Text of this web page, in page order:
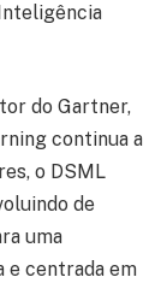
do Gartner,
continua a
o DSML
de
uma
e centrada em